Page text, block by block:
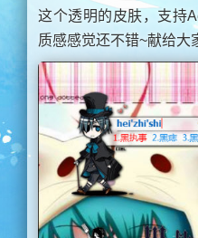
这个透明的皮肤，支持
质感感觉还不错~献给大